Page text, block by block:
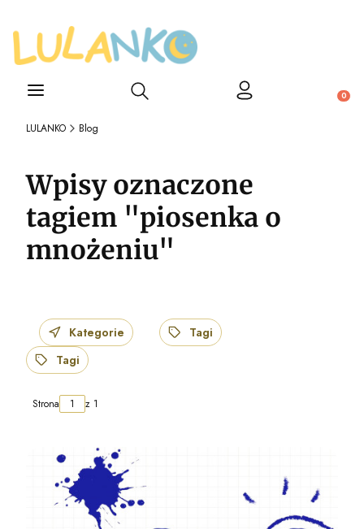
Otwórz wyszukiwarkę
LULANKO Blog
Wpisy oznaczone
tagiem "piosenka o
mnożeniu"
Kategorie
Tagi
Tagi
Strona z 1